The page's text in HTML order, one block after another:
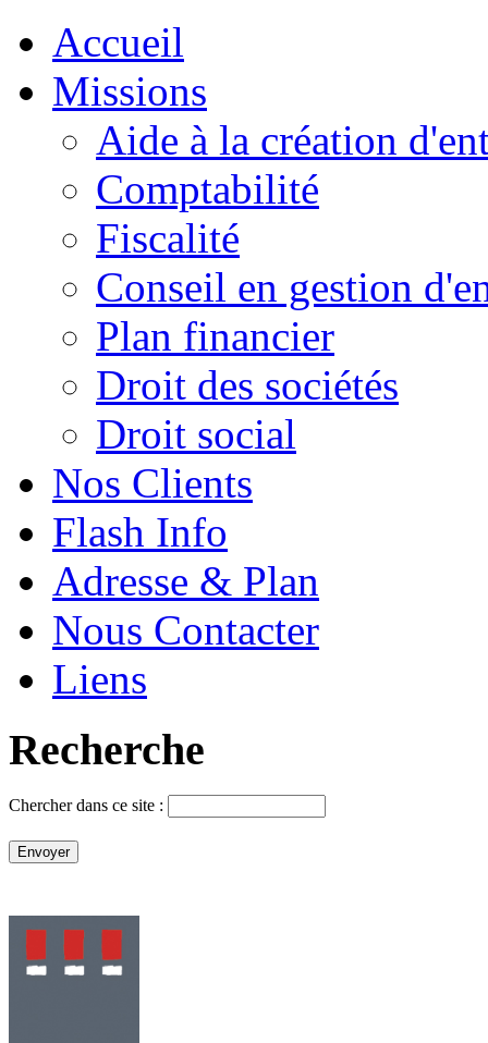
Accueil
Missions
Aide à la création
Comptabilité
Fiscalité
Conseil en gestion
Plan financier
Droit des sociétés
Droit social
Nos Clients
Flash Info
Adresse & Plan
Nous Contacter
Liens
Recherche
Chercher dans ce site :